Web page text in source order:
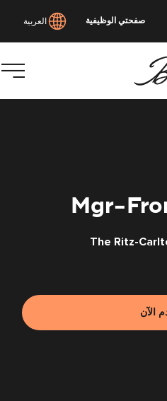
صفحتي الوظيفية العربية
Mgr-
The Ritz-